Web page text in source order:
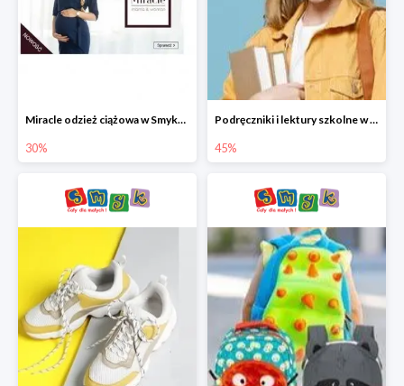
Miracle odzież ciążowa w Smyku co -30%
30%
Podręczniki i lektury szkolne w Smyku do -45%
45%